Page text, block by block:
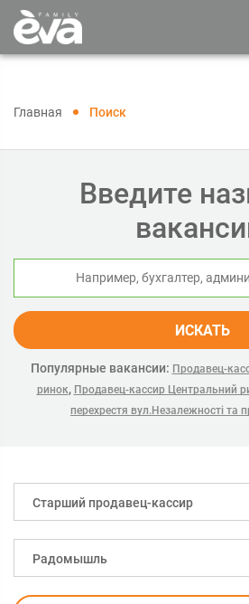
Главная Поиск
Введите
ИСКАТЬ
Популярные вакансии: Продавец-
ринок, Продавец-кассир Центральний
перехрестя вул.Незалежності та
Старший продавец-кассир
Радомышль